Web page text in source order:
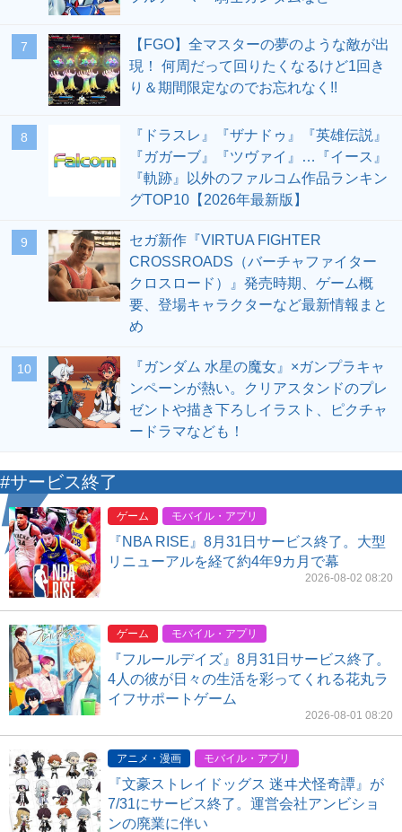
7
【FGO】全マスターの夢のような敵が出
現！ 何周だって回りたくなるけど1回き
り＆期間限定なのでお忘れなく!!
8
『ドラスレ』『ザナドゥ』『英雄伝説』
『ガガーブ』『ツヴァイ』…『イース』
『軌跡』以外のファルコム作品ランキン
グTOP10【2026年最新版】
9
セガ新作『VIRTUA FIGHTER
CROSSROADS（バーチャファイター
クロスロード）』発売時期、ゲーム概
要、登場キャラクターなど最新情報まと
め
10
『ガンダム 水星の魔女』×ガンプラキャ
ンペーンが熱い。クリアスタンドのプレ
ゼントや描き下ろしイラスト、ピクチャ
ードラマなども！
#サービス終了
ゲーム モバイル・アプリ
『NBA RISE』8月31日サービス終了。大型
リニューアルを経て約4年9カ月で幕
2026-08-02 08:20
ゲーム モバイル・アプリ
『フルールデイズ』8月31日サービス終了。
4人の彼が日々の生活を彩ってくれる花丸ラ
イフサポートゲーム
2026-08-01 08:20
アニメ・漫画 モバイル・アプリ
『文豪ストレイドッグス 迷ヰ犬怪奇譚』が
7/31にサービス終了。運営会社アンビショ
ンの廃業に伴い